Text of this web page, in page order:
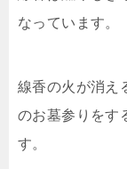
なっています。
線香の火が消え
のお墓参りをす
す。